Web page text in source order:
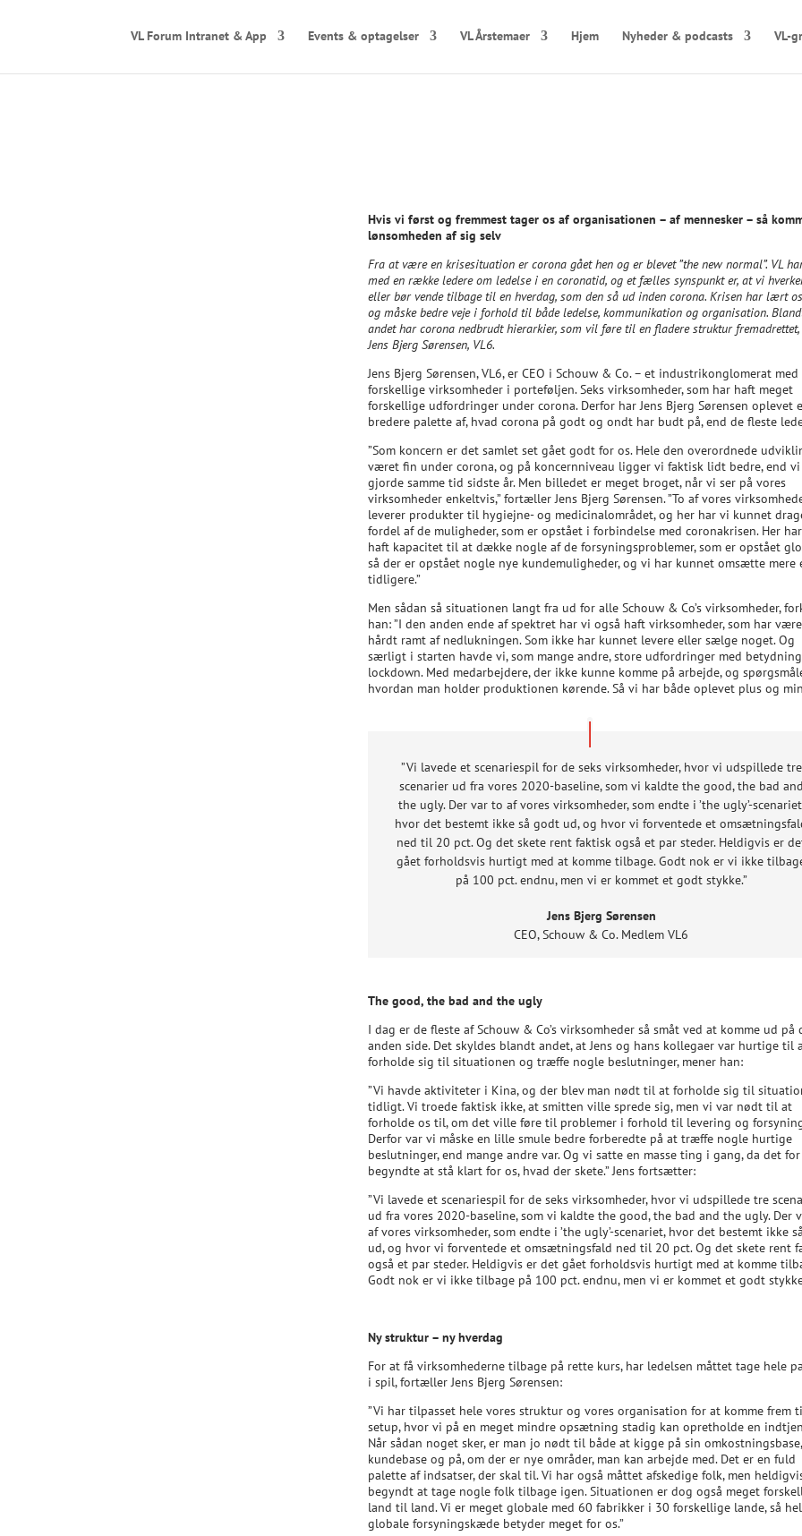
VL Forum Intranet & App Events & optagelser VL Årstemaer Hjem Nyheder & podcasts VL-
Hvis vi først og fremmest tager os af organisationen – af mennesker – så
lønsomheden af sig selv
Fra at være en krisesituation er corona gået hen og er blevet ”the new normal”. VL
med en række ledere om ledelse i en coronatid, og et fælles synspunkt er, at vi
eller bør vende tilbage til en hverdag, som den så ud inden corona. Krisen har lært
og måske bedre veje i forhold til både ledelse, kommunikation og organisation.
andet har corona nedbrudt hierarkier, som vil føre til en fladere struktur fremadrettet,
Jens Bjerg Sørensen, VL6.
Jens Bjerg Sørensen, VL6, er CEO i Schouw & Co. – et industrikonglomerat med
forskellige virksomheder i porteføljen. Seks virksomheder, som har haft meget
forskellige udfordringer under corona. Derfor har Jens Bjerg Sørensen oplevet
bredere palette af, hvad corona på godt og ondt har budt på, end de fleste
”Som koncern er det samlet set gået godt for os. Hele den overordnede
været fin under corona, og på koncernniveau ligger vi faktisk lidt bedre, end vi
gjorde samme tid sidste år. Men billedet er meget broget, når vi ser på vores
virksomheder enkeltvis,” fortæller Jens Bjerg Sørensen. ”To af vores
leverer produkter til hygiejne- og medicinalområdet, og her har vi kunnet
fordel af de muligheder, som er opstået i forbindelse med coronakrisen. Her
haft kapacitet til at dække nogle af de forsyningsproblemer, som er opstået
så der er opstået nogle nye kundemuligheder, og vi har kunnet omsætte mere
tidligere.”
Men sådan så situationen langt fra ud for alle Schouw & Co’s virksomheder,
han: ”I den anden ende af spektret har vi også haft virksomheder, som har
hårdt ramt af nedlukningen. Som ikke har kunnet levere eller sælge noget. Og
særligt i starten havde vi, som mange andre, store udfordringer med
lockdown. Med medarbejdere, der ikke kunne komme på arbejde, og
hvordan man holder produktionen kørende. Så vi har både oplevet plus og
”Vi lavede et scenariespil for de seks virksomheder, hvor vi udspillede tre
scenarier ud fra vores 2020-baseline, som vi kaldte the good, the bad and
the ugly. Der var to af vores virksomheder, som endte i ’the ugly’-
hvor det bestemt ikke så godt ud, og hvor vi forventede et
ned til 20 pct. Og det skete rent faktisk også et par steder. Heldigvis er
gået forholdsvis hurtigt med at komme tilbage. Godt nok er vi ikke
på 100 pct. endnu, men vi er kommet et godt stykke.”
Jens Bjerg Sørensen
CEO, Schouw & Co. Medlem VL6
The good, the bad and the ugly
I dag er de fleste af Schouw & Co’s virksomheder så småt ved at komme ud på
anden side. Det skyldes blandt andet, at Jens og hans kollegaer var hurtige til
forholde sig til situationen og træffe nogle beslutninger, mener han:
”Vi havde aktiviteter i Kina, og der blev man nødt til at forholde sig til
tidligt. Vi troede faktisk ikke, at smitten ville sprede sig, men vi var nødt til at
forholde os til, om det ville føre til problemer i forhold til levering og
Derfor var vi måske en lille smule bedre forberedte på at træffe nogle hurtige
beslutninger, end mange andre var. Og vi satte en masse ting i gang, da det
begyndte at stå klart for os, hvad der skete.” Jens fortsætter:
”Vi lavede et scenariespil for de seks virksomheder, hvor vi udspillede tre
ud fra vores 2020-baseline, som vi kaldte the good, the bad and the ugly. Der
af vores virksomheder, som endte i ’the ugly’-scenariet, hvor det bestemt ikke
ud, og hvor vi forventede et omsætningsfald ned til 20 pct. Og det skete rent
også et par steder. Heldigvis er det gået forholdsvis hurtigt med at komme
Godt nok er vi ikke tilbage på 100 pct. endnu, men vi er kommet et godt
Ny struktur – ny hverdag
For at få virksomhederne tilbage på rette kurs, har ledelsen måttet tage hele
i spil, fortæller Jens Bjerg Sørensen:
”Vi har tilpasset hele vores struktur og vores organisation for at komme frem
setup, hvor vi på en meget mindre opsætning stadig kan opretholde en
Når sådan noget sker, er man jo nødt til både at kigge på sin
kundebase og på, om der er nye områder, man kan arbejde med. Det er en fuld
palette af indsatser, der skal til. Vi har også måttet afskedige folk, men
begyndt at tage nogle folk tilbage igen. Situationen er dog også meget
land til land. Vi er meget globale med 60 fabrikker i 30 forskellige lande, så
globale forsyningskæde betyder meget for os.”